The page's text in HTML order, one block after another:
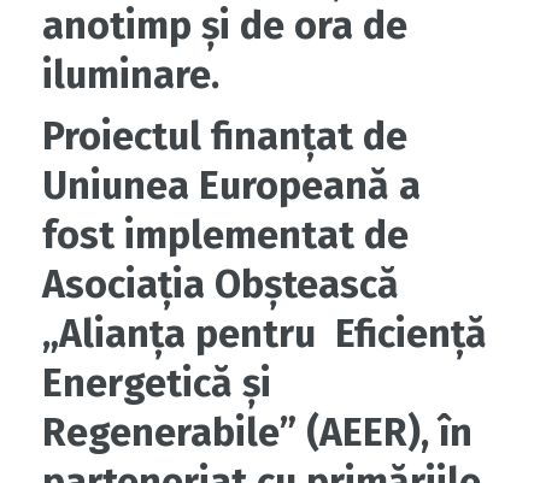
anotimp și de ora de
iluminare.
Proiectul finanțat de
Uniunea Europeană a
fost implementat de
Asociația Obștească
„Alianța pentru Eficiență
Energetică și
Regenerabile” (AEER), în